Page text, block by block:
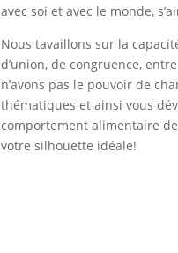
avec soi et avec le monde,
Nous tavaillons sur la
d’union, de congruence,
n’avons pas le pouvoir de
thématiques et ainsi vous
comportement alimentaire
votre silhouette idéale!